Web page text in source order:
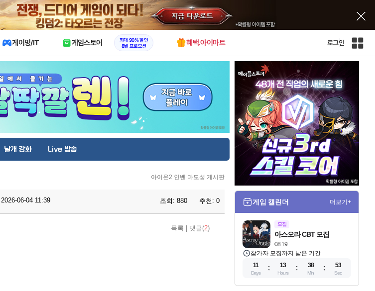
X
게이밍/IT 게임스토어
최대 90% 할인
8월 프로모션
혜택.아이마트 로그인
인
날개 강화 Live 방송
아이온2 인벤 마도성 게시판
2026-06-04 11:39 조회: 880 추천: 0
목록 댓글(2)
게임 캘린더 더보기+
모집
08.19
아스오라 CBT 모집
참가자 모집까지 남은 기간
11
Days
13
Hours
38
Min
52
Sec